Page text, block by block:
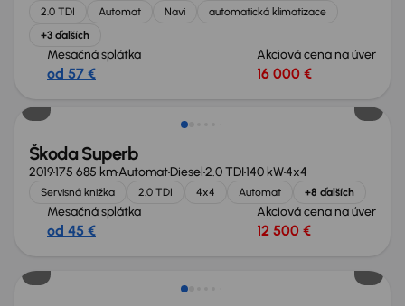
2.0 TDI Automat Navi
automatická klimatizace
+3 ďalších
Mesačná splátka
od 57 €
Akciová cena na úver
16 000 €
Škoda Superb
2019175 685 kmAutomatDiesel2.0 TDI140 kW4x4
Servisná knižka 2.0 TDI 4x4 Automat +8 ďalších
Mesačná splátka
od 45 €
Akciová cena na úver
12 500 €